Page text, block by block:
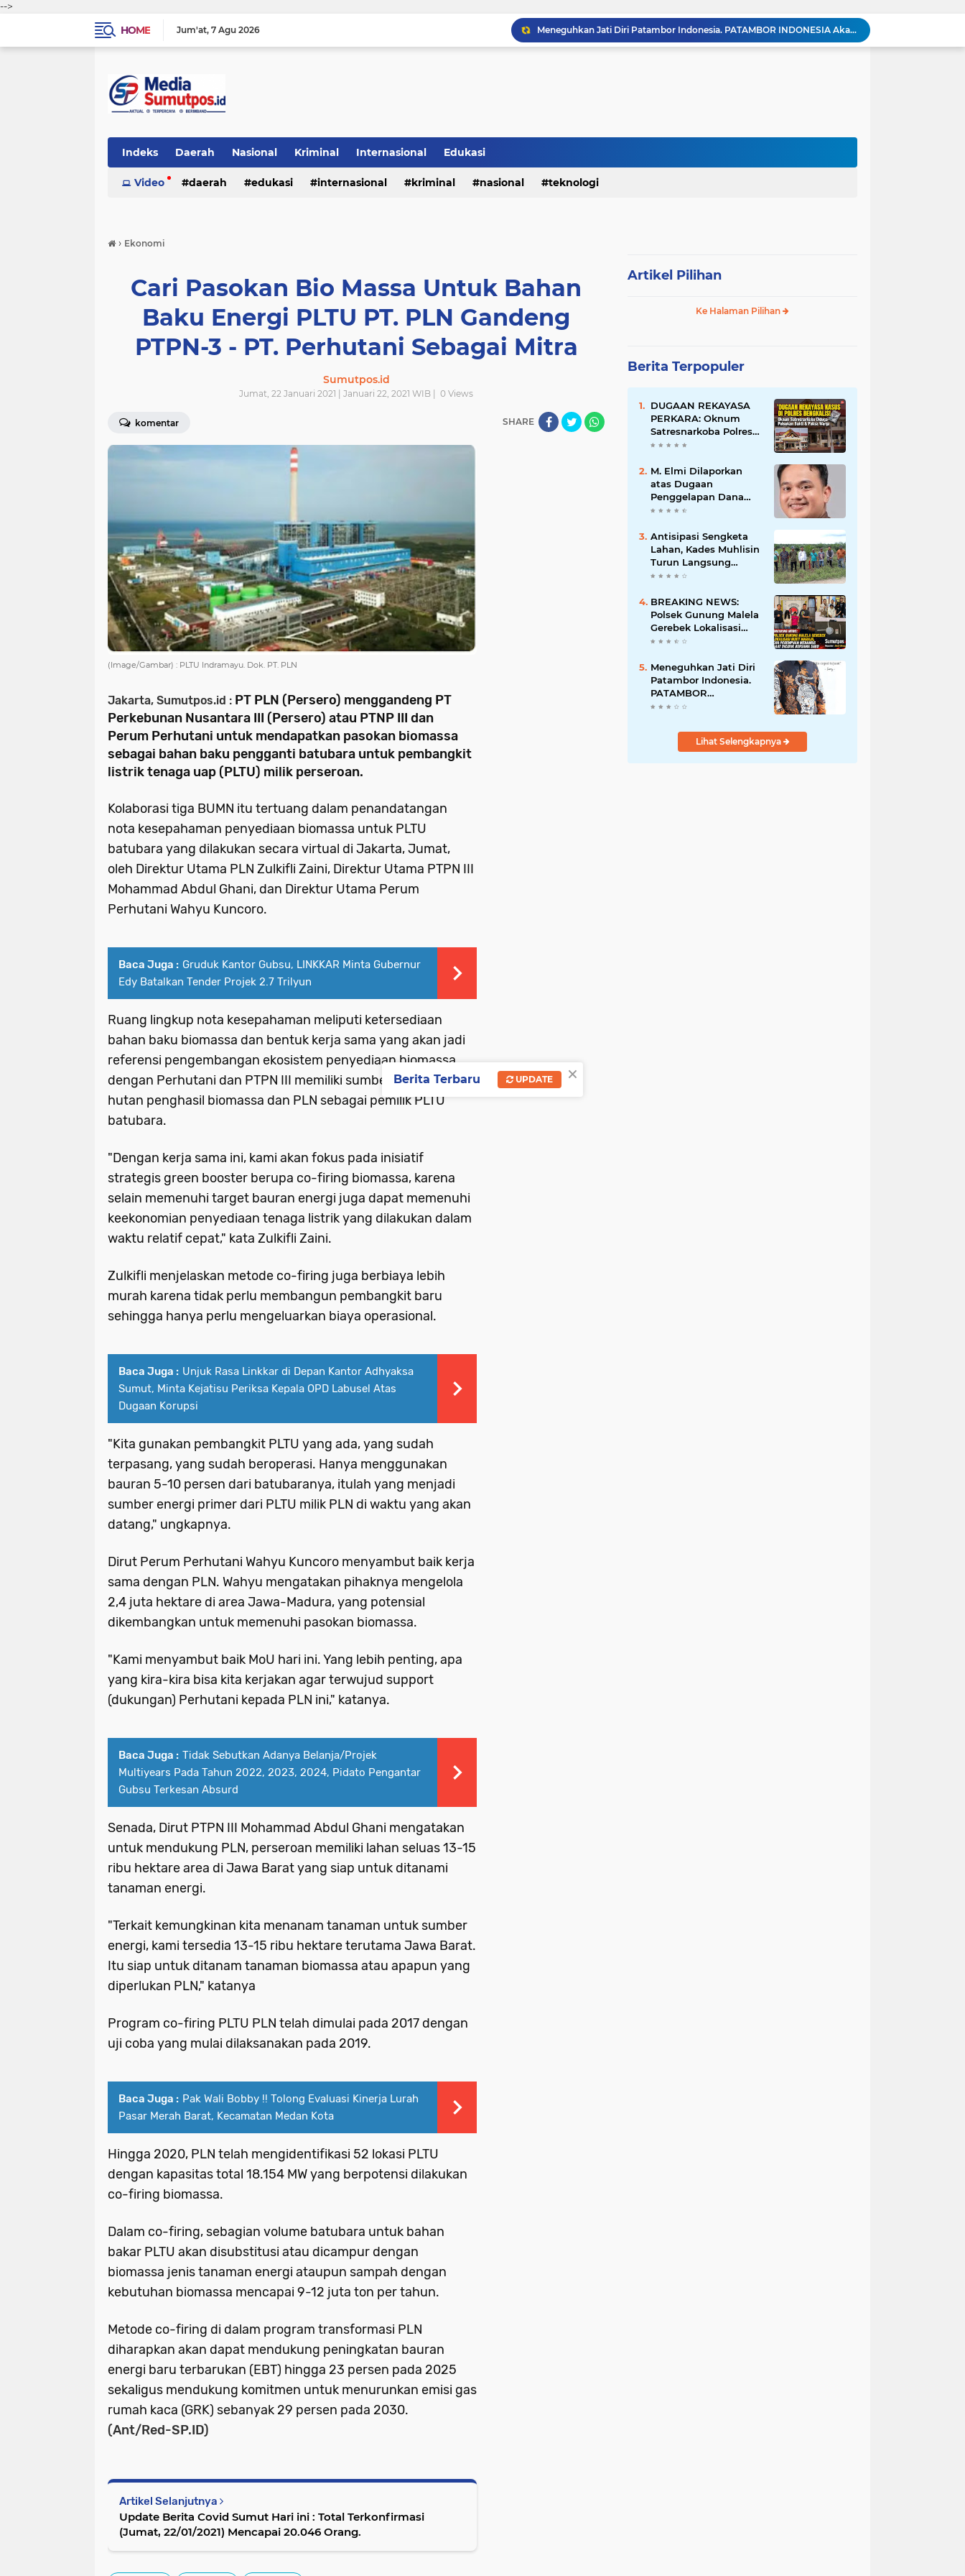
-->
HOME
Jum'at 7 Agu 2026
Meneguhkan Jati Diri Patambor Indonesia. PATAMBOR INDONESIA Akan Gelar RAKERNAS II Di Jakarta.
MEMBACA SUMATERA Balige Writers Festival 2026 Sukses Digelar. Tiga Hari Merawat Literasi, Budaya, dan Masa Depan Danau Toba
KABAG OPS POLRES TOBA DI NILAI KEHILANGAN INDEPENDENSI. PENGAMANAN PENEMBOKAN TANAH DI LAGUBOTI DAPAT SOROTAN.
Indeks Daerah Nasional Kriminal Internasional Edukasi
Video daerah edukasi internasional kriminal nasional teknologi
› Ekonomi
Cari Pasokan Bio Massa Untuk Bahan
Baku Energi PLTU PT. PLN Gandeng
PTPN-3 - PT. Perhutani Sebagai Mitra
Sumutpos.id
Jumat, 22 Januari 2021 | Januari 22, 2021 WIB | 0 Views
komentar SHARE
(Image/Gambar) : PLTU Indramayu. Dok. PT. PLN
Jakarta, Sumutpos.id : PT PLN (Persero) menggandeng PT
Perkebunan Nusantara III (Persero) atau PTNP III dan
Perum Perhutani untuk mendapatkan pasokan biomassa
sebagai bahan baku pengganti batubara untuk pembangkit
listrik tenaga uap (PLTU) milik perseroan.
Kolaborasi tiga BUMN itu tertuang dalam penandatangan
nota kesepahaman penyediaan biomassa untuk PLTU
batubara yang dilakukan secara virtual di Jakarta, Jumat,
oleh Direktur Utama PLN Zulkifli Zaini, Direktur Utama PTPN III
Mohammad Abdul Ghani, dan Direktur Utama Perum
Perhutani Wahyu Kuncoro.
Baca Juga : Gruduk Kantor Gubsu, LINKKAR Minta Gubernur
Edy Batalkan Tender Projek 2.7 Trilyun
Ruang lingkup nota kesepahaman meliputi ketersediaan
bahan baku biomassa dan bentuk kerja sama yang akan jadi
referensi pengembangan ekosistem penyediaan biomassa
dengan Perhutani dan PTPN III memiliki sumber data kawasan
hutan penghasil biomassa dan PLN sebagai pemilik PLTU
batubara.
"Dengan kerja sama ini, kami akan fokus pada inisiatif
strategis green booster berupa co-firing biomassa, karena
selain memenuhi target bauran energi juga dapat memenuhi
keekonomian penyediaan tenaga listrik yang dilakukan dalam
waktu relatif cepat," kata Zulkifli Zaini.
Zulkifli menjelaskan metode co-firing juga berbiaya lebih
murah karena tidak perlu membangun pembangkit baru
sehingga hanya perlu mengeluarkan biaya operasional.
Baca Juga : Unjuk Rasa Linkkar di Depan Kantor Adhyaksa
Sumut, Minta Kejatisu Periksa Kepala OPD Labusel Atas
Dugaan Korupsi
"Kita gunakan pembangkit PLTU yang ada, yang sudah
terpasang, yang sudah beroperasi. Hanya menggunakan
bauran 5-10 persen dari batubaranya, itulah yang menjadi
sumber energi primer dari PLTU milik PLN di waktu yang akan
datang," ungkapnya.
Dirut Perum Perhutani Wahyu Kuncoro menyambut baik kerja
sama dengan PLN. Wahyu mengatakan pihaknya mengelola
2,4 juta hektare di area Jawa-Madura, yang potensial
dikembangkan untuk memenuhi pasokan biomassa.
"Kami menyambut baik MoU hari ini. Yang lebih penting, apa
yang kira-kira bisa kita kerjakan agar terwujud support
(dukungan) Perhutani kepada PLN ini," katanya.
Baca Juga : Tidak Sebutkan Adanya Belanja/Projek
Multiyears Pada Tahun 2022, 2023, 2024, Pidato Pengantar
Gubsu Terkesan Absurd
Senada, Dirut PTPN III Mohammad Abdul Ghani mengatakan
untuk mendukung PLN, perseroan memiliki lahan seluas 13-15
ribu hektare area di Jawa Barat yang siap untuk ditanami
tanaman energi.
"Terkait kemungkinan kita menanam tanaman untuk sumber
energi, kami tersedia 13-15 ribu hektare terutama Jawa Barat.
Itu siap untuk ditanam tanaman biomassa atau apapun yang
diperlukan PLN," katanya
Program co-firing PLTU PLN telah dimulai pada 2017 dengan
uji coba yang mulai dilaksanakan pada 2019.
Baca Juga : Pak Wali Bobby !! Tolong Evaluasi Kinerja Lurah
Pasar Merah Barat, Kecamatan Medan Kota
Hingga 2020, PLN telah mengidentifikasi 52 lokasi PLTU
dengan kapasitas total 18.154 MW yang berpotensi dilakukan
co-firing biomassa.
Dalam co-firing, sebagian volume batubara untuk bahan
bakar PLTU akan disubstitusi atau dicampur dengan
biomassa jenis tanaman energi ataupun sampah dengan
kebutuhan biomassa mencapai 9-12 juta ton per tahun.
Metode co-firing di dalam program transformasi PLN
diharapkan akan dapat mendukung peningkatan bauran
energi baru terbarukan (EBT) hingga 23 persen pada 2025
sekaligus mendukung komitmen untuk menurunkan emisi gas
rumah kaca (GRK) sebanyak 29 persen pada 2030.
(Ant/Red-SP.ID)
Artikel Selanjutnya
Update Berita Covid Sumut Hari ini : Total Terkonfirmasi
(Jumat, 22/01/2021) Mencapai 20.046 Orang.
Artikel Pilihan
Ke Halaman Pilihan
Berita Terpopuler
DUGAAN REKAYASA
PERKARA: Oknum
Satresnarkoba Polres
Bengkalis Diduga
Hingga Paksa Warga
Hadir di TKP
M. Elmi Dilaporkan
atas Dugaan
Penggelapan Dana
Pensiunan Guru dan
Pastikan Proses
Hukum Berjalan
Antisipasi Sengketa
Lahan, Kades Muhlisin
Turun Langsung
Tinjau Batas Wilayah
Diserobot PT Jatim
Jaya Perkasa
BREAKING NEWS:
Polsek Gunung Malela
Gerebek Lokalisasi
Bukit Maraja, Dua
Saat Diciduk Bersama
Sabu
Meneguhkan Jati Diri
Patambor Indonesia.
PATAMBOR
INDONESIA Akan
Jakarta.
Lihat Selengkapnya
×
Berita Terbaru UPDATE